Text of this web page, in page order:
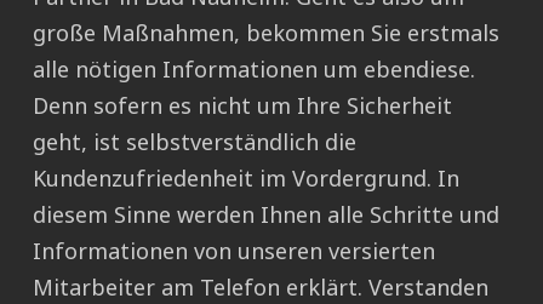
große Maßnahmen, bekommen Sie erstmals
alle nötigen Informationen um ebendiese.
Denn sofern es nicht um Ihre Sicherheit
geht, ist selbstverständlich die
Kundenzufriedenheit im Vordergrund. In
diesem Sinne werden Ihnen alle Schritte und
Informationen von unseren versierten
Mitarbeiter am Telefon erklärt. Verstanden